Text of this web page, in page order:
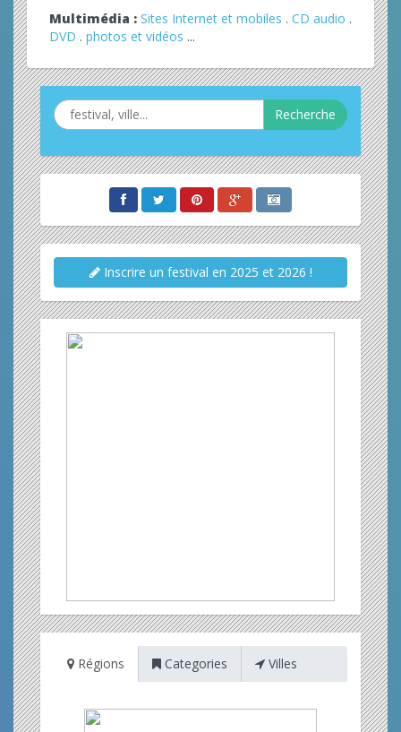
Multimédia : Sites Internet et mobiles . CD audio .
DVD . photos et vidéos ...
Recherche
Inscrire un festival en 2025 et 2026 !
Régions Categories Villes